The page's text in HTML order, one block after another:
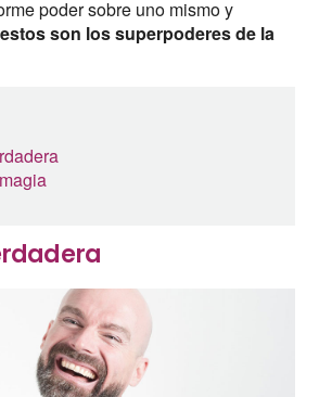
poder sobre uno mismo y
estos son los superpoderes de la